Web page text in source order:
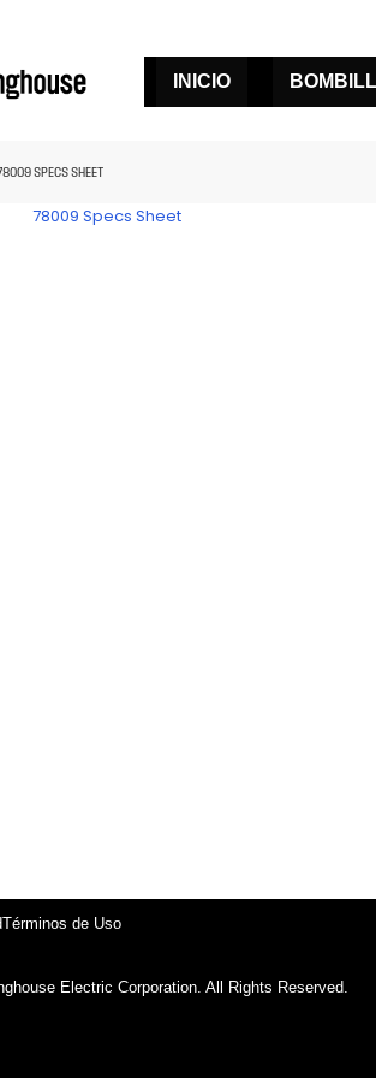
INICIO
SPECS SHEET
78009 Specs Sheet
Términos de Uso
Electric Corporation. All Rights Reserved.